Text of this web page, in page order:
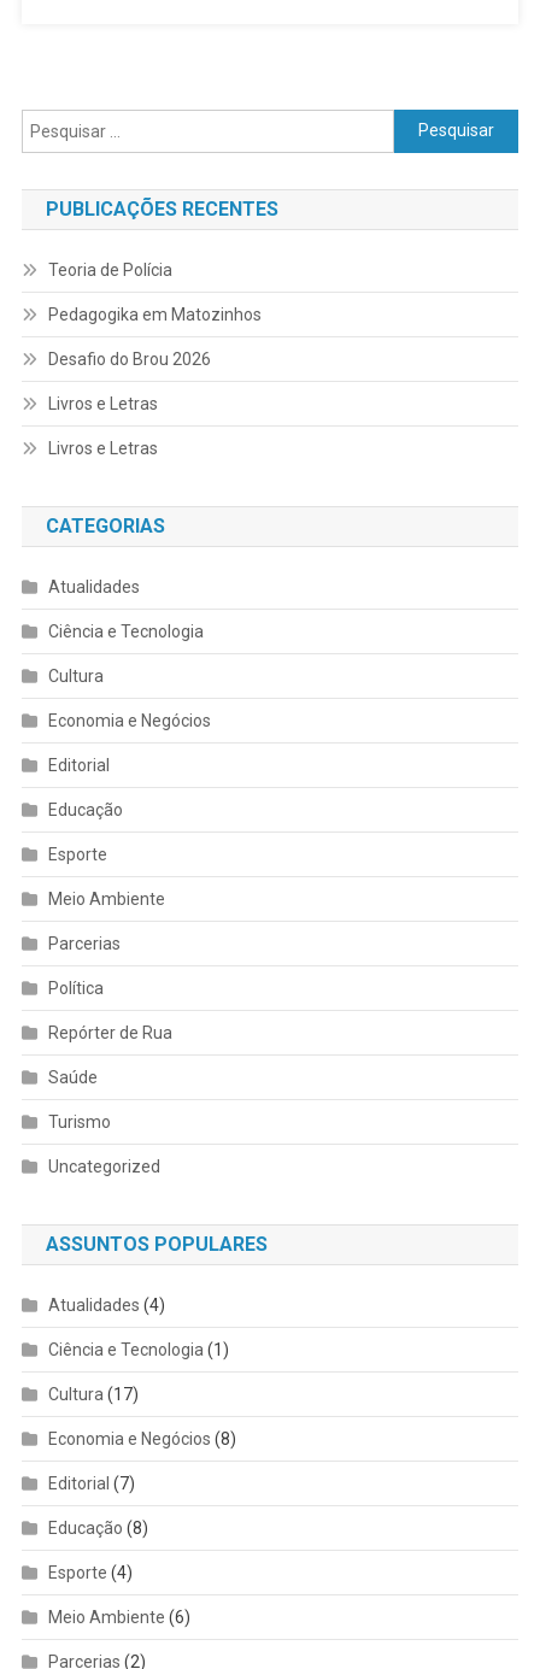
Pesquisar
por:
PUBLICAÇÕES RECENTES
Teoria de Polícia
Pedagogika em Matozinhos
Desafio do Brou 2026
Livros e Letras
Livros e Letras
CATEGORIAS
Atualidades
Ciência e Tecnologia
Cultura
Economia e Negócios
Editorial
Educação
Esporte
Meio Ambiente
Parcerias
Política
Repórter de Rua
Saúde
Turismo
Uncategorized
ASSUNTOS POPULARES
Atualidades (4)
Ciência e Tecnologia (1)
Cultura (17)
Economia e Negócios (8)
Editorial (7)
Educação (8)
Esporte (4)
Meio Ambiente (6)
Parcerias (2)